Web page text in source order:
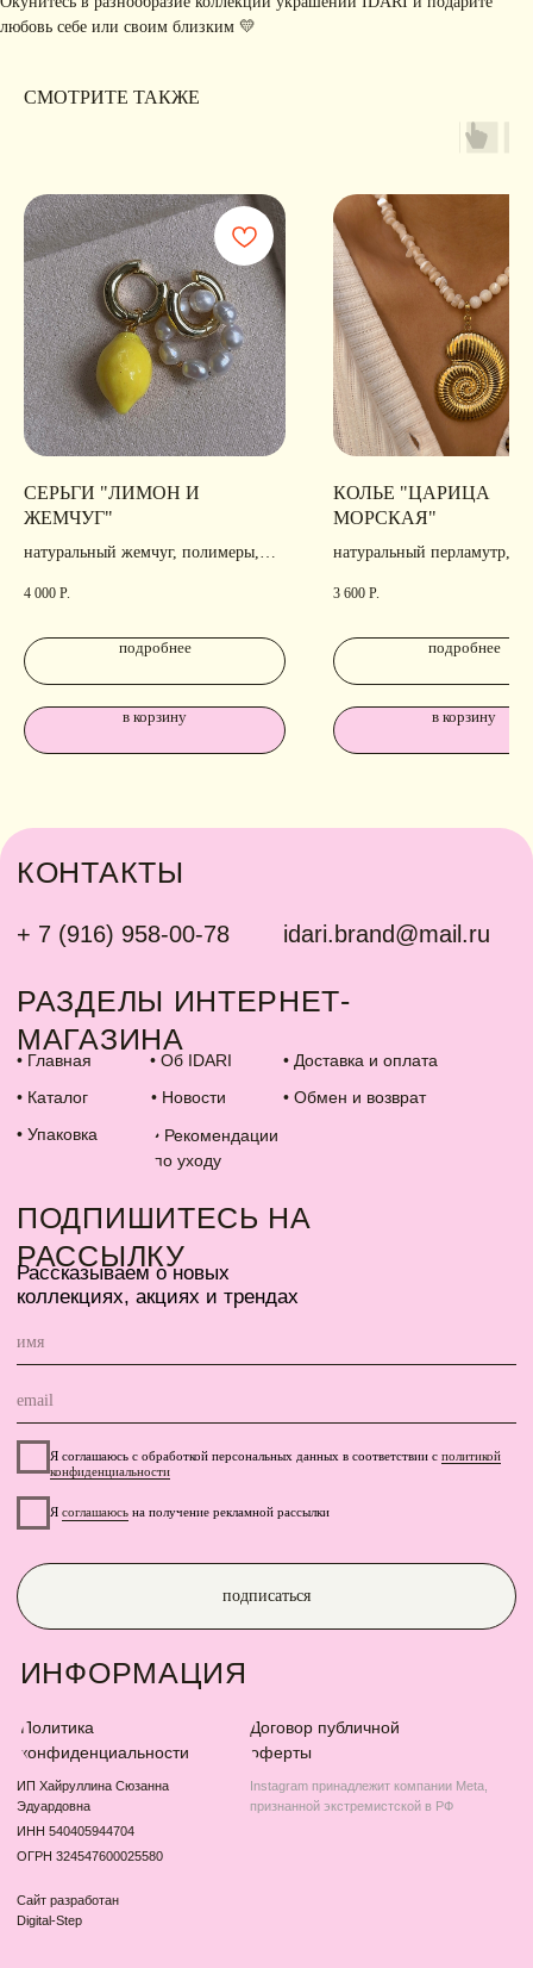
любовь себе или своим близким 💛
СМОТРИТЕ ТАКЖЕ
СЕРЬГИ "ЛИМОН И
ЖЕМЧУГ"
натуральный жемчуг, полимеры,
4 000 Р.
подробнее
в корзину
КОЛЬЕ "ЦАРИЦА
МОРСКАЯ"
натуральный перламутр,
3 600 Р.
подробнее
в корзину
Сайт разработан
Digital-Step
подписаться
ОГРН 324547600025580
ИНН 540405944704